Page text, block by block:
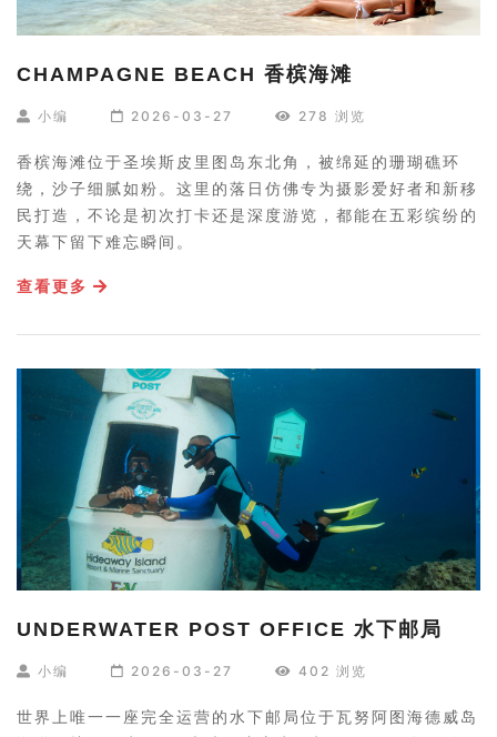
CHAMPAGNE BEACH 香槟海滩
小编 2026-03-27 278 浏览
香槟海滩位于圣埃斯皮里图岛东北角，被绵延的珊瑚礁环
绕，沙子细腻如粉。这里的落日仿佛专为摄影爱好者和新移
民打造，不论是初次打卡还是深度游览，都能在五彩缤纷的
天幕下留下难忘瞬间。
查看更多
UNDERWATER POST OFFICE 水下邮局
小编 2026-03-27 402 浏览
世界上唯一一座完全运营的水下邮局位于瓦努阿图海德威岛